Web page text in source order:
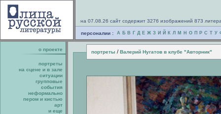
на 07.08.26 сайт содержит 3276 изображений 873
персоналии : А Б В Г Д Е Ж З И Й К Л М Н О П Р С Т У
о проекте портреты / Валерий Нугатов в клубе "Авторник"
портреты
на сцене и в зале
ситуации
групповые
события
неформально
пером и кистью
арт
и еще